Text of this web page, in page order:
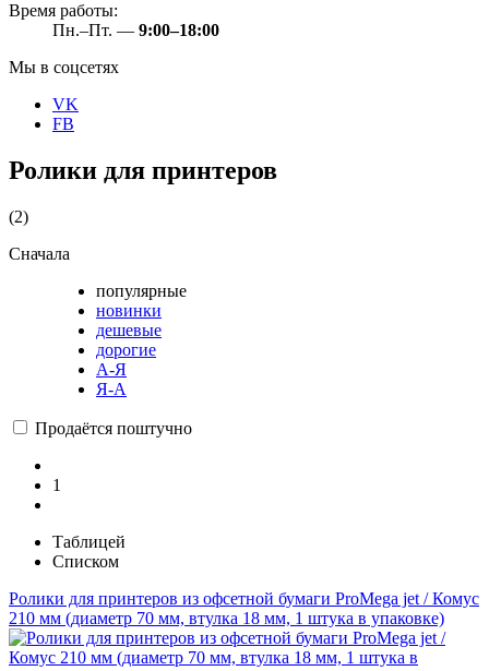
Время работы:
Пн.–Пт. — 9:00–18:00
Мы в соцсетях
VK
FB
Ролики для принтеров
(2)
Сначала
популярные
новинки
дешевые
дорогие
А-Я
Я-А
Продаётся поштучно
1
Таблицей
Списком
Ролики для принтеров из офсетной бумаги ProMega jet / Комус
210 мм (диаметр 70 мм, втулка 18 мм, 1 штука в упаковке)